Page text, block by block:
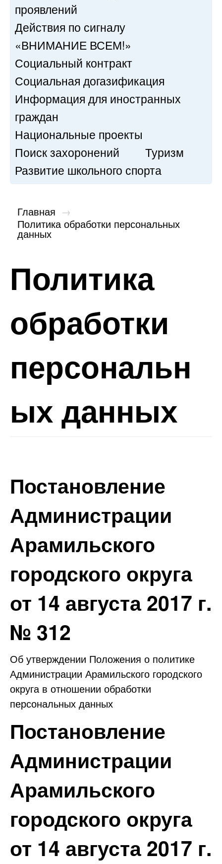
проявлений
Действия по сигналу
«ВНИМАНИЕ ВСЕМ!»
Социальный контракт
Социальная догазификация
Информация для иностранных
граждан
Национальные проекты
Поиск захоронений
Туризм
Развитие школьного спорта
Главная →
Политика обработки персональных
данных
Политика
обработки
персональн
ых данных
Постановление
Администрации
Арамильского
городского округа
от 14 августа 2017 г.
№ 312
Об утверждении Положения о политике
Администрации Арамильского городского
округа в отношении обработки
персональных данных
Постановление
Администрации
Арамильского
городского округа
от 14 августа 2017 г.